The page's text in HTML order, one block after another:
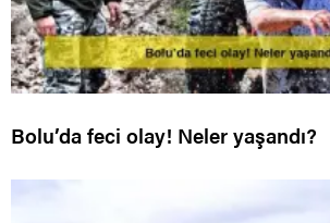
Bolu’da feci olay! Neler yaşandı?